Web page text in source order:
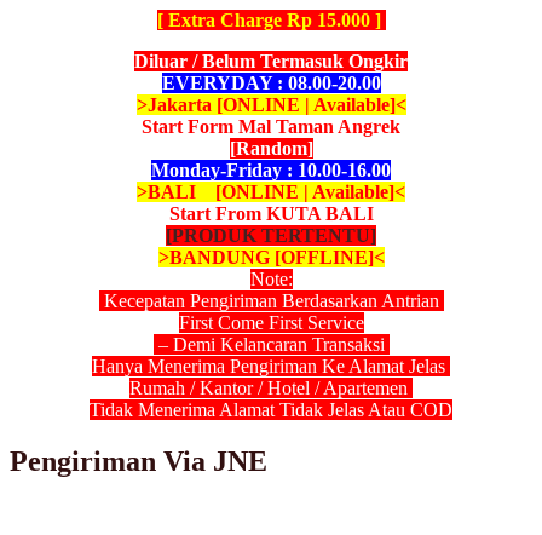
[ Extra Charge Rp 15.000 ]
Diluar / Belum Termasuk Ongkir
EVERYDAY : 08.00-20.00
>Jakarta [ONLINE | Available]<
Start Form Mal Taman Angrek
[Random]
Monday-Friday : 10.00-16.00
>BALI [ONLINE | Available]<
Start From KUTA BALI
[PRODUK TERTENTU]
>BANDUNG [OFFLINE]<
Note:
Kecepatan Pengiriman Berdasarkan Antrian
First Come First Service
– Demi Kelancaran Transaksi
Hanya Menerima Pengiriman Ke Alamat Jelas
Rumah / Kantor / Hotel / Apartemen
Tidak Menerima Alamat Tidak Jelas Atau COD
Pengiriman Via JNE